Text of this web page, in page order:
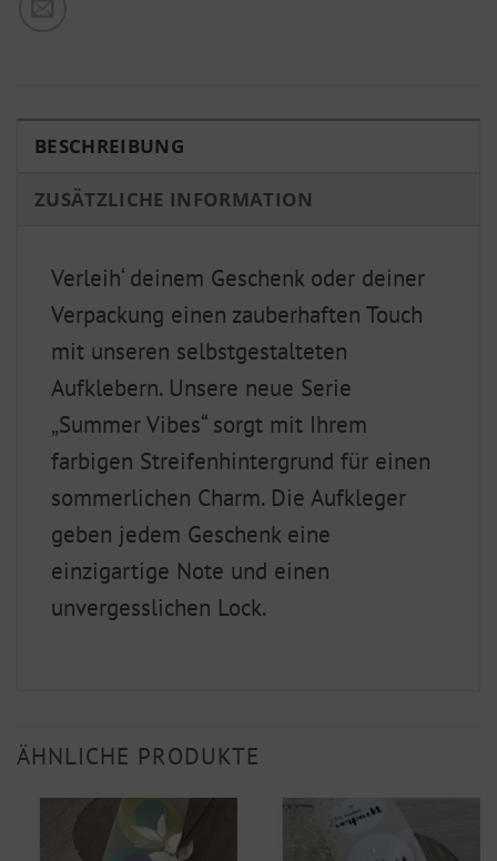
BESCHREIBUNG
ZUSÄTZLICHE INFORMATION
Verleih‘ deinem Geschenk oder deiner
Verpackung einen zauberhaften Touch
mit unseren selbstgestalteten
Aufklebern. Unsere neue Serie
„Summer Vibes“ sorgt mit Ihrem
farbigen Streifenhintergrund für einen
sommerlichen Charm. Die Aufkleger
geben jedem Geschenk eine
einzigartige Note und einen
unvergesslichen Lock.
ÄHNLICHE PRODUKTE